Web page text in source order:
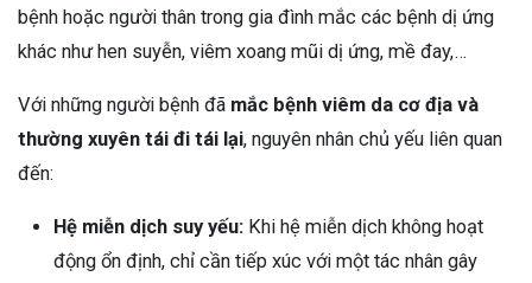
bệnh hoặc người thân trong gia đình mắc các bệnh dị ứng
khác như hen suyễn, viêm xoang mũi dị ứng, mề đay,…
Với những người bệnh đã mắc bệnh viêm da cơ địa và
thường xuyên tái đi tái lại, nguyên nhân chủ yếu liên quan
đến:
Hệ miễn dịch suy yếu: Khi hệ miễn dịch không hoạt
động ổn định, chỉ cần tiếp xúc với một tác nhân gây